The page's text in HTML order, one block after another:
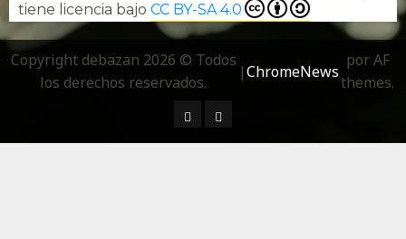
tiene licencia bajo CC BY-SA 4.0
Copyright debazan 2026 © Todos
los derechos reservados.
|ChromeNews
por AF
themes.
¿ Quién soy…?
Más información sobre las